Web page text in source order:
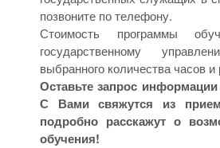
позвоните по телефону.
Стоимость программы
государственному
выбранного количества часов
Оставьте запрос
С Вами свяжутся из
подробно расскажут о
обучения!